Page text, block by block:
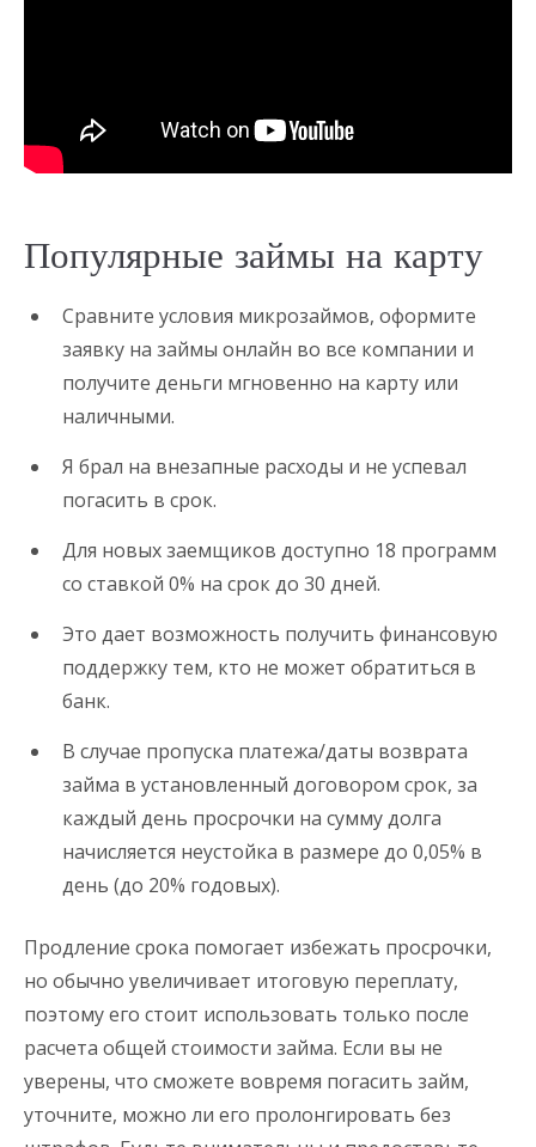
Популярные займы на карту
Сравните условия микрозаймов, оформите
заявку на займы онлайн во все компании и
получите деньги мгновенно на карту или
наличными.
Я брал на внезапные расходы и не успевал
погасить в срок.
Для новых заемщиков доступно 18 программ
со ставкой 0% на срок до 30 дней.
Это дает возможность получить финансовую
поддержку тем, кто не может обратиться в
банк.
В случае пропуска платежа/даты возврата
займа в установленный договором срок, за
каждый день просрочки на сумму долга
начисляется неустойка в размере до 0,05% в
день (до 20% годовых).
Продление срока помогает избежать просрочки,
но обычно увеличивает итоговую переплату,
поэтому его стоит использовать только после
расчета общей стоимости займа. Если вы не
уверены, что сможете вовремя погасить займ,
уточните, можно ли его пролонгировать без